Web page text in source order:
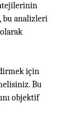
bu analizleri
için
Bu
objektif